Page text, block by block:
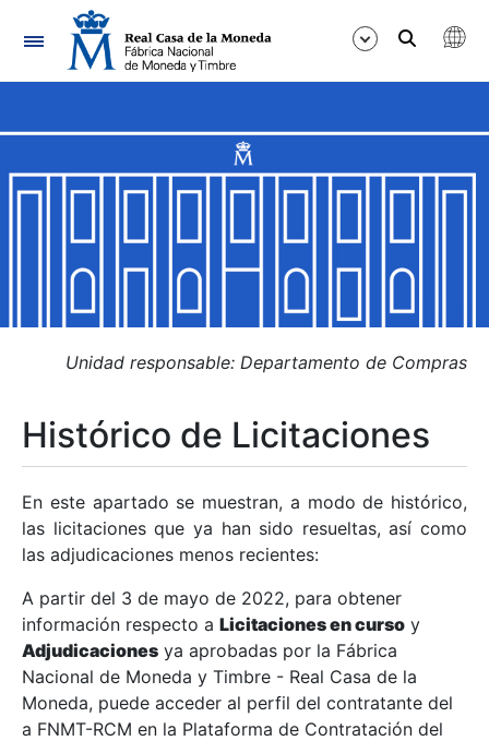
Navegación
Mostrar/Ocultar
Mostrar/Ocultar
Mostrar/Ocultar
Mostrar/Ocultar
Mostrar/Ocultar
Mostrar/Ocultar
Unidad responsable: Departamento de Compras
Histórico de Licitaciones
En este apartado se muestran, a modo de histórico,
las licitaciones que ya han sido resueltas, así como
las adjudicaciones menos recientes:
A partir del 3 de mayo de 2022, para obtener
información respecto a Licitaciones en curso y
Adjudicaciones ya aprobadas por la Fábrica
Nacional de Moneda y Timbre - Real Casa de la
Moneda, puede acceder al perfil del contratante del
a FNMT-RCM en la Plataforma de Contratación del